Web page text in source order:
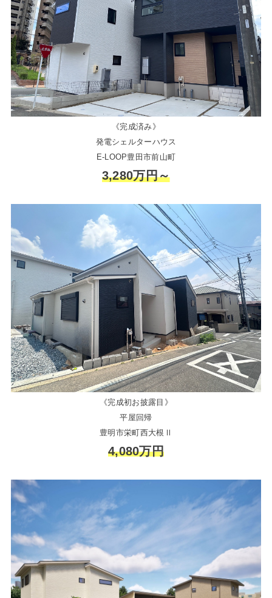
《完成済み》
発電シェルターハウス
E-LOOP豊田市前山町
3,280万円～
《完成初お披露目》
平屋回帰
豊明市栄町西大根Ⅱ
4,080万円